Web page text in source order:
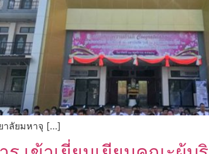
าลัยมหาจุ […]